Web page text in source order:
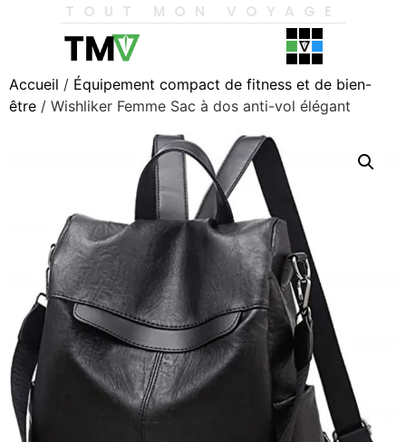
TOUT MON VOYAGE
Accueil / Équipement compact de fitness et de bien-
être / Wishliker Femme Sac à dos anti-vol élégant